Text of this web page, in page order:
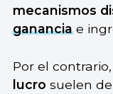
mecanismos
gananciae
Por el
lucro suelen